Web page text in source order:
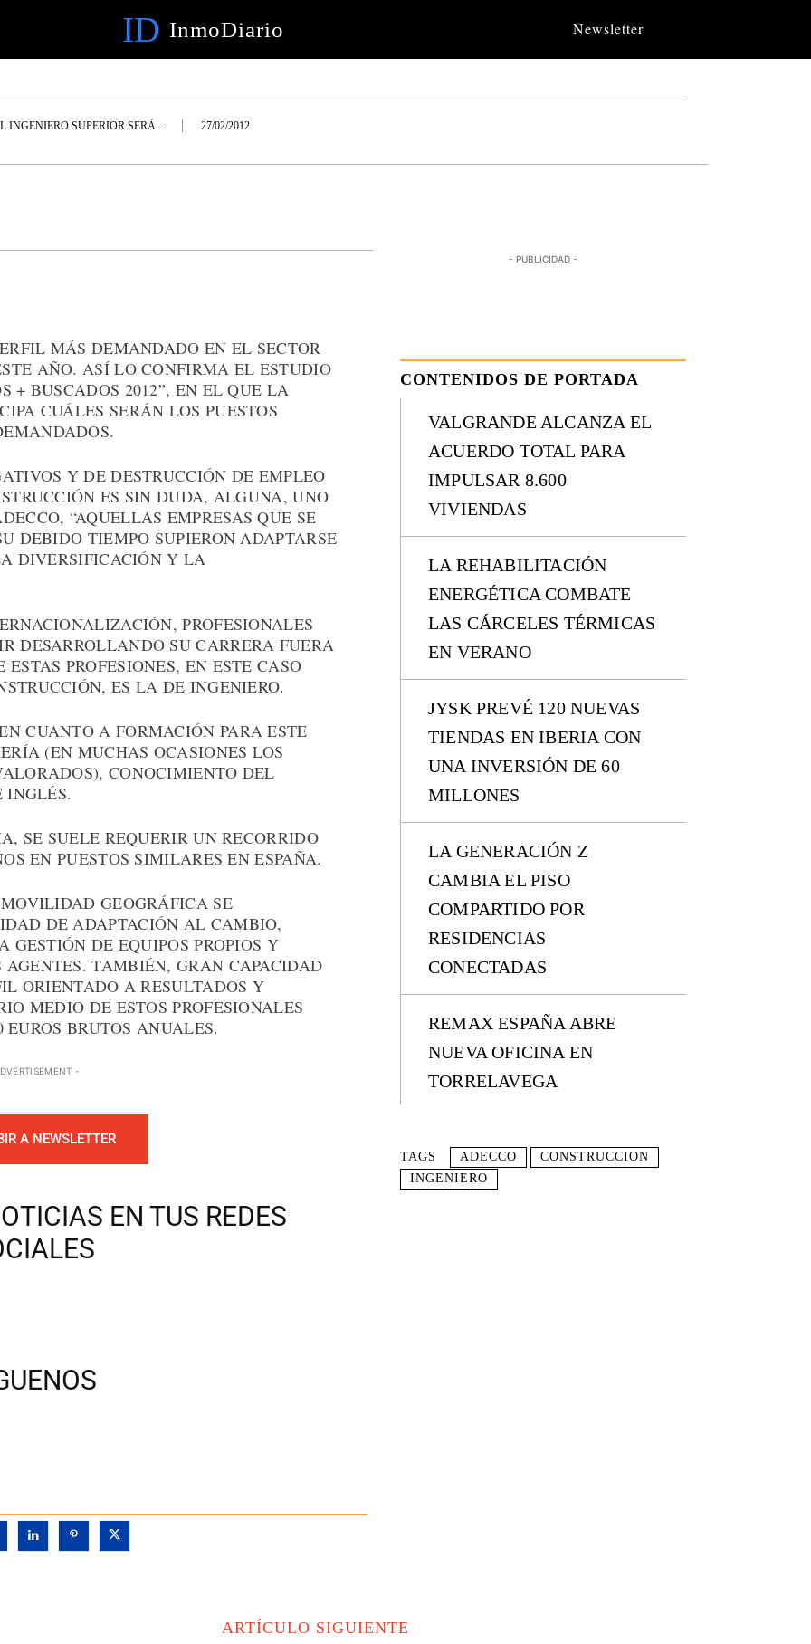
ID InmoDiario Newsletter
INGENIERO SUPERIOR SERÁ... 27/02/2012
MÁS DEMANDADO EN EL SECTOR
AÑO. ASÍ LO CONFIRMA EL ESTUDIO
+ BUSCADOS 2012”, EN EL QUE LA
CUÁLES SERÁN LOS PUESTOS
Y DE DESTRUCCIÓN DE EMPLEO
ES SIN DUDA, ALGUNA, UNO
“AQUELLAS EMPRESAS QUE SE
DEBIDO TIEMPO SUPIERON ADAPTARSE
DIVERSIFICACIÓN Y LA
PROFESIONALES
DESARROLLANDO SU CARRERA FUERA
PROFESIONES, EN ESTE CASO
ES LA DE INGENIERO.
CUANTO A FORMACIÓN PARA ESTE
(EN MUCHAS OCASIONES LOS
CONOCIMIENTO DEL
INGLÉS.
SE SUELE REQUERIR UN RECORRIDO
EN PUESTOS SIMILARES EN ESPAÑA.
GEOGRÁFICA SE
DE ADAPTACIÓN AL CAMBIO,
DE EQUIPOS PROPIOS Y
TAMBIÉN, GRAN CAPACIDAD
ORIENTADO A RESULTADOS Y
MEDIO DE ESTOS PROFESIONALES
BRUTOS ANUALES.
-
A NEWSLETTER
EN TUS REDES
- PUBLICIDAD -
CONTENIDOS DE PORTADA
VALGRANDE ALCANZA EL
ACUERDO TOTAL PARA
IMPULSAR 8.600
VIVIENDAS
LA REHABILITACIÓN
ENERGÉTICA COMBATE
LAS CÁRCELES TÉRMICAS
EN VERANO
JYSK PREVÉ 120 NUEVAS
TIENDAS EN IBERIA CON
UNA INVERSIÓN DE 60
MILLONES
LA GENERACIÓN Z
CAMBIA EL PISO
COMPARTIDO POR
RESIDENCIAS
CONECTADAS
REMAX ESPAÑA ABRE
NUEVA OFICINA EN
TORRELAVEGA
TAGS ADECCO
CONSTRUCCION
INGENIERO
ARTÍCULO SIGUIENTE